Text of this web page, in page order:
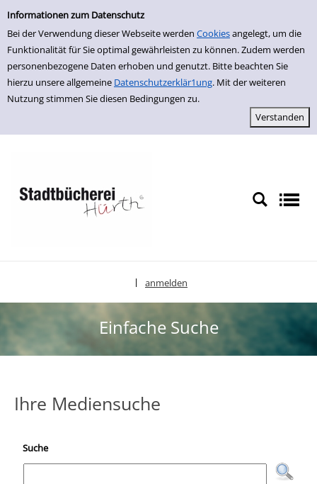
Einfache Suche
Informationen zum Datenschutz
Bei der Verwendung dieser Webseite werden Cookiesangelegt, um die
Funktionalität für Sie optimal gewährleisten zu können. Zudem werden
personenbezogene Daten erhoben und genutzt. Bitte beachten Sie
hierzu unsere allgemeine Datenschutzerklär1ung. Mit der weiteren
Nutzung stimmen Sie diesen Bedingungen zu.
zur Navigation springen
zum Inhalt springen
Zu den Suchfiltern springen
Zur Trefferliste springen
anmelden
Einfache Suche
Ihre Mediensuche
Suche